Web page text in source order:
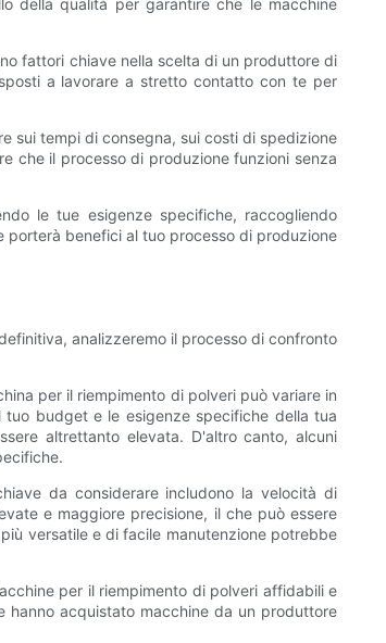
della qualità per garantire che le macchine
fattori chiave nella scelta di un produttore di
a lavorare a stretto contatto con te per
sui tempi di consegna, sui costi di spedizione
che il processo di produzione funzioni senza
le tue esigenze specifiche, raccogliendo
benefici al tuo processo di produzione
analizzeremo il processo di confronto
per il riempimento di polveri può variare in
budget e le esigenze specifiche della tua
altrettanto elevata. D'altro canto, alcuni
da considerare includono la velocità di
e maggiore precisione, il che può essere
versatile e di facile manutenzione potrebbe
per il riempimento di polveri affidabili e
hanno acquistato macchine da un produttore